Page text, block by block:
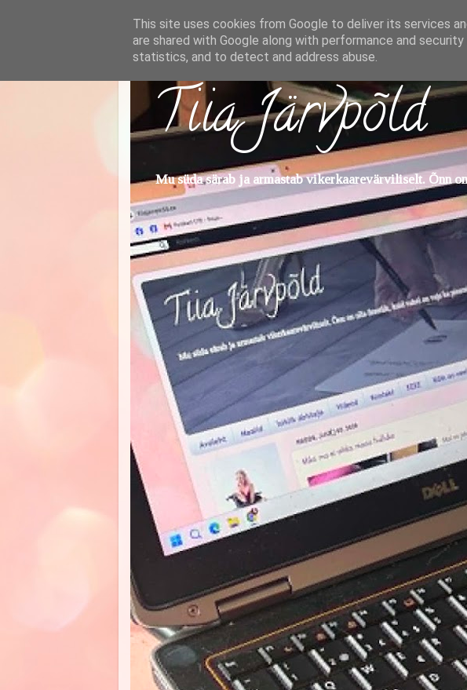
Tiia Järvpõld
Mu süda särab ja armastab vikerkaarevärviliselt. Õnn
This site uses cookies from Google to deliver its services
are shared with Google along with performance and
statistics, and to detect and address abuse.